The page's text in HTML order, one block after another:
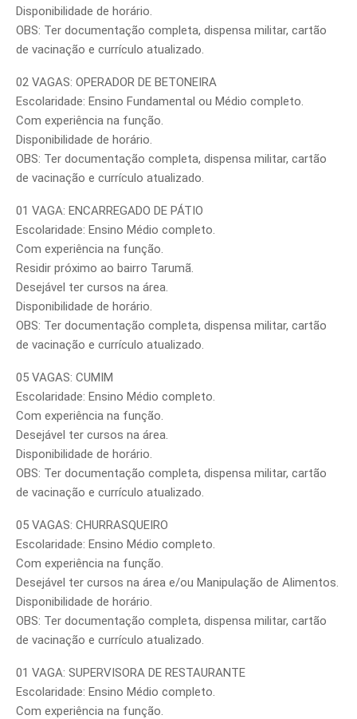
Disponibilidade de horário.
OBS: Ter documentação completa, dispensa militar, cartão
de vacinação e currículo atualizado.
02 VAGAS: OPERADOR DE BETONEIRA
Escolaridade: Ensino Fundamental ou Médio completo.
Com experiência na função.
Disponibilidade de horário.
OBS: Ter documentação completa, dispensa militar, cartão
de vacinação e currículo atualizado.
01 VAGA: ENCARREGADO DE PÁTIO
Escolaridade: Ensino Médio completo.
Com experiência na função.
Residir próximo ao bairro Tarumã.
Desejável ter cursos na área.
Disponibilidade de horário.
OBS: Ter documentação completa, dispensa militar, cartão
de vacinação e currículo atualizado.
05 VAGAS: CUMIM
Escolaridade: Ensino Médio completo.
Com experiência na função.
Desejável ter cursos na área.
Disponibilidade de horário.
OBS: Ter documentação completa, dispensa militar, cartão
de vacinação e currículo atualizado.
05 VAGAS: CHURRASQUEIRO
Escolaridade: Ensino Médio completo.
Com experiência na função.
Desejável ter cursos na área e/ou Manipulação de Alimentos.
Disponibilidade de horário.
OBS: Ter documentação completa, dispensa militar, cartão
de vacinação e currículo atualizado.
01 VAGA: SUPERVISORA DE RESTAURANTE
Escolaridade: Ensino Médio completo.
Com experiência na função.